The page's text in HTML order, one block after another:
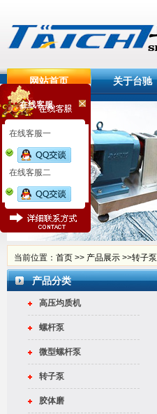
在线客服
在线客服一
在线客服二
网站首页 关于台驰
当前位置： 首页 >> 产品展示 >>转子泵
产品分类
高压均质机
螺杆泵
微型螺杆泵
转子泵
胶体磨